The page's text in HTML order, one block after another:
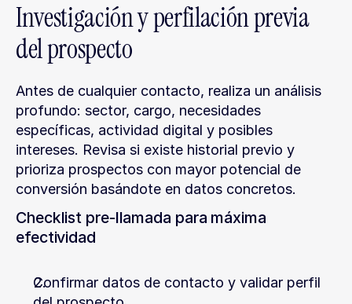
Investigación y perfilación previa
del prospecto
Antes de cualquier contacto, realiza un análisis
profundo: sector, cargo, necesidades
específicas, actividad digital y posibles
intereses. Revisa si existe historial previo y
prioriza prospectos con mayor potencial de
conversión basándote en datos concretos.
Checklist pre-llamada para máxima
efectividad
Confirmar datos de contacto y validar perfil